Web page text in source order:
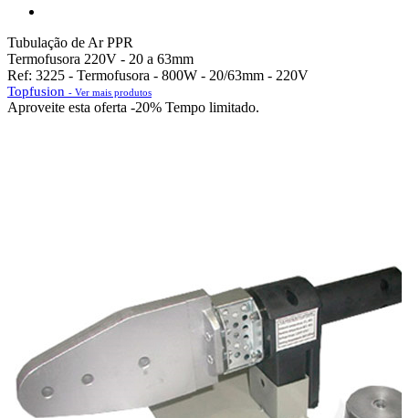
Tubulação de Ar PPR
Termofusora 220V - 20 a 63mm
Ref: 3225 - Termofusora - 800W - 20/63mm - 220V
Topfusion - Ver mais produtos
Aproveite esta oferta -20% Tempo limitado.